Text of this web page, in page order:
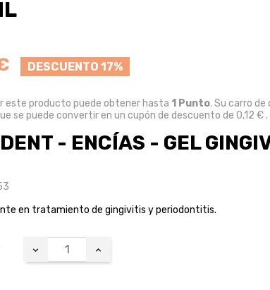
DESCUENTO 17%
este producto puede obtener hasta 1 Punto. Su carro
se puede convertir en un cupón de descuento de 0,12 €.
- ENCÍAS - GEL
en tratamiento de gingivitis y periodontitis.